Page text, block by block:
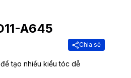
A645
Chia sẻ
tạo nhiều kiểu tóc dễ